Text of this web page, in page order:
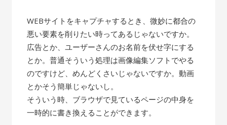
WEBサイトをキャプチャするとき、微妙に都合の
悪い要素を削りたい時ってあるじゃないですか。
広告とか、ユーザーさんのお名前を伏せ字にする
とか。普通そういう処理は画像編集ソフトでやる
のですけど、めんどくさいじゃないですか。動画
とかそう簡単じゃないし。
そういう時、ブラウザで見ているページの中身を
一時的に書き換えることができます。